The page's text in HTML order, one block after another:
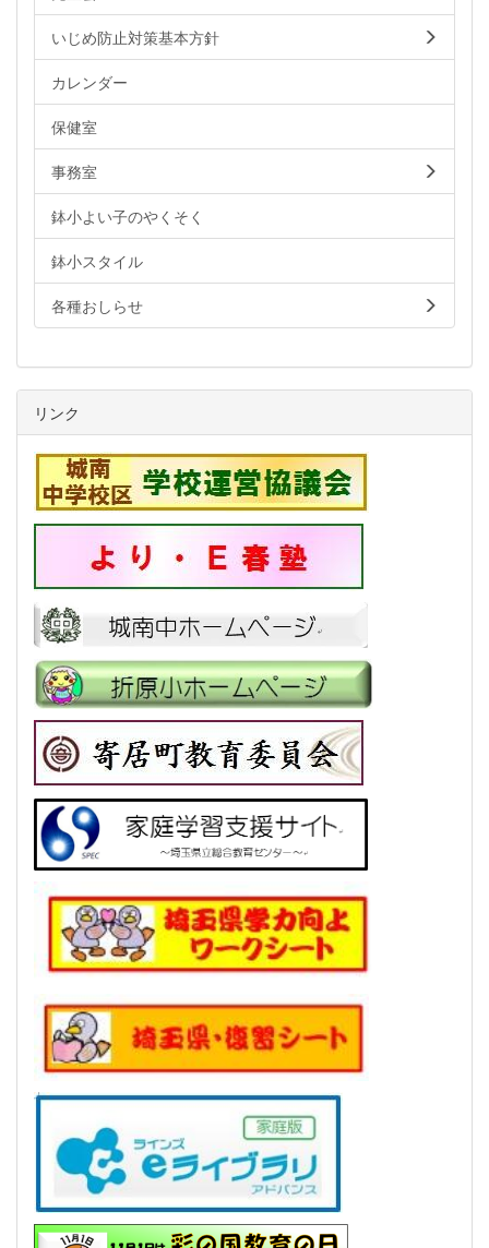
いじめ防止対策基本方針
カレンダー
保健室
事務室
鉢小よい子のやくそく
鉢小スタイル
各種おしらせ
リンク